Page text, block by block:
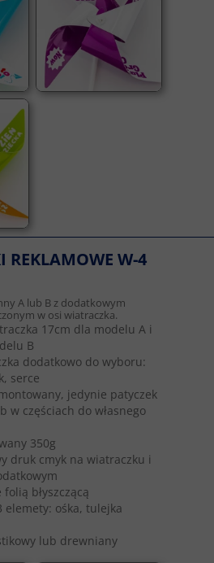
A lub B z dodatkowym
w osi wiatraczka.
17cm dla modelu A i
B
dodatkowo do wyboru:
serce
jedynie patyczek
w częściach do własnego
350g
druk cmyk na wiatraczku i
błyszczącą
elemety: ośka, tulejka
lub drewniany
REKLAMOWE W-4